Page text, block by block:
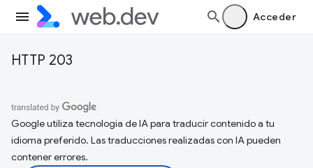
Acceder
HTTP 203
Google utiliza tecnología de IA para traducir contenido a tu
idioma preferido. Las traducciones realizadas con IA pueden
contener errores.